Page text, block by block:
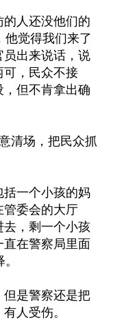
人还没他们的
他觉得我们来了
出来说话，说
可，民众不接
但不肯拿出确
清场，把民众抓
一个小孩的妈
管委会的大厅
去，剩一个小孩
在警察局里面
是警察还是把
人受伤。